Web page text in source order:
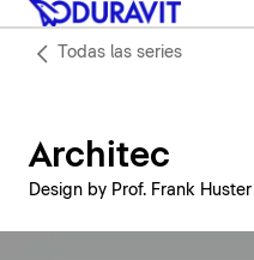
Todas las series
Architec
Design by Prof. Frank Huster